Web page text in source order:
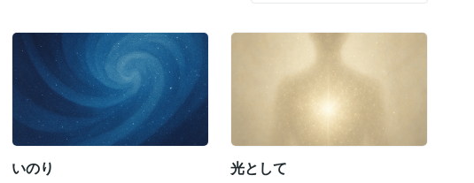
いのり 光として